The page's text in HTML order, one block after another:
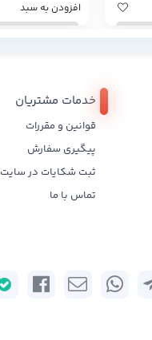
افزودن به سبد
خدمات مشتریان
قوانین و مقررات
پیگیری سفارش
ثبت شکایات در سایت
تماس با ما